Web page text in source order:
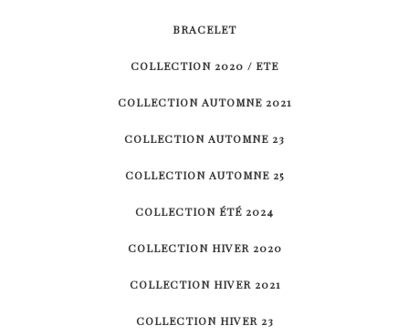
BRACELET
COLLECTION 2020 / ETE
COLLECTION AUTOMNE 2021
COLLECTION AUTOMNE 23
COLLECTION AUTOMNE 25
COLLECTION ÉTÉ 2024
COLLECTION HIVER 2020
COLLECTION HIVER 2021
COLLECTION HIVER 23